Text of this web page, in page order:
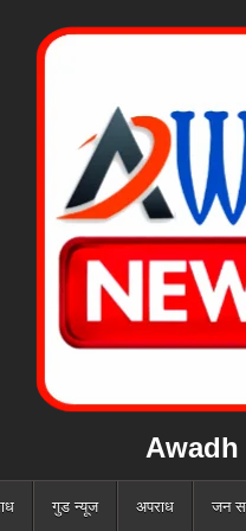
Awadh
गुड न्यूज अपराध जन